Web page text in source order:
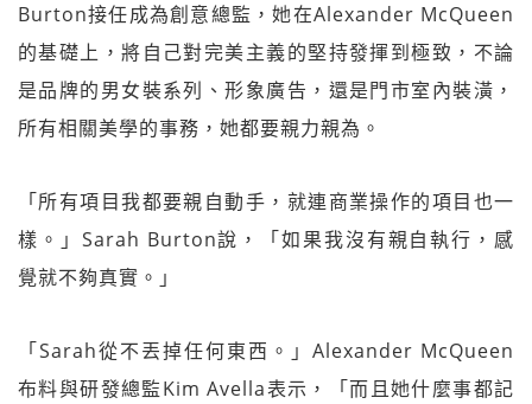
Burton接任成為創意總監，她在Alexander McQueen
的基礎上，將自己對完美主義的堅持發揮到極致，不論
是品牌的男女裝系列、形象廣告，還是門市室內裝潢，
所有相關美學的事務，她都要親力親為。
「所有項目我都要親自動手，就連商業操作的項目也一
樣。」Sarah Burton說，「如果我沒有親自執行，感
覺就不夠真實。」
「Sarah從不丟掉任何東西。」Alexander McQueen
布料與研發總監Kim Avella表示，「而且她什麼事都記